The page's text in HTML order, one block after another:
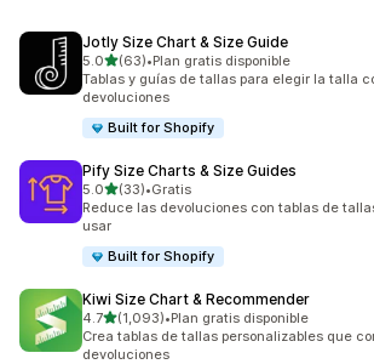
Jotly Size Chart & Size Guide
5.0de 5 estrellas
(63)
63 reseñas en total
•Plan gratis disponible
Tablas y guías de tallas para elegir la talla
devoluciones
Built for Shopify
Pify Size Charts & Size Guides
5.0de 5 estrellas
(33)
33 reseñas en total
•Gratis
Reduce las devoluciones con tablas de
usar
Built for Shopify
Kiwi Size Chart & Recommender
4.7de 5 estrellas
(1,093)
1093 reseñas en total
•Plan gratis disponible
Crea tablas de tallas personalizables que
devoluciones